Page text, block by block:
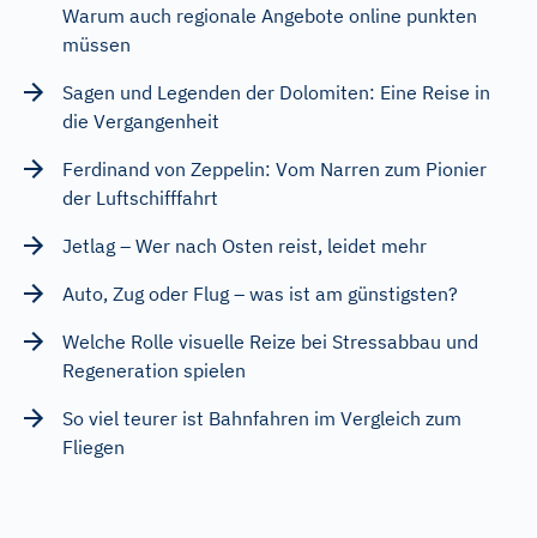
Warum auch regionale Angebote online punkten
müssen
Sagen und Legenden der Dolomiten: Eine Reise in
die Vergangenheit
Ferdinand von Zeppelin: Vom Narren zum Pionier
der Luftschifffahrt
Jetlag – Wer nach Osten reist, leidet mehr
Auto, Zug oder Flug – was ist am günstigsten?
Welche Rolle visuelle Reize bei Stressabbau und
Regeneration spielen
So viel teurer ist Bahnfahren im Vergleich zum
Fliegen